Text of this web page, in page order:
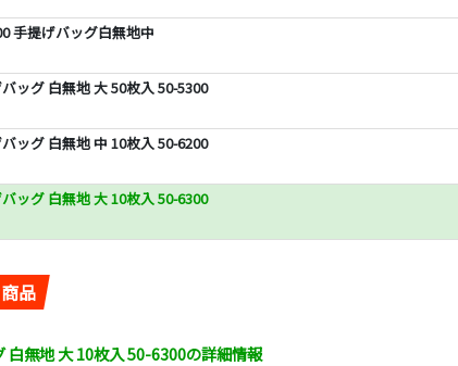
手提げバッグ白無地中
ッグ 白無地 大 50枚入 50-5300
ッグ 白無地 中 10枚入 50-6200
ッグ 白無地 大 10枚入 50-6300
品
白無地 大 10枚入 50-6300の詳細情報